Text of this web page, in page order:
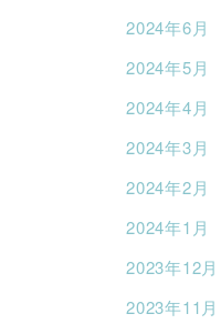
2024年6月
2024年5月
2024年4月
2024年3月
2024年2月
2024年1月
2023年12月
2023年11月